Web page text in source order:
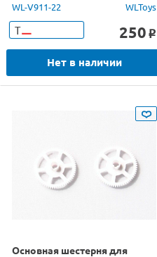
WL-V911-22 WLToys
Т 250 o
Нет в наличии
Основная шестерня для